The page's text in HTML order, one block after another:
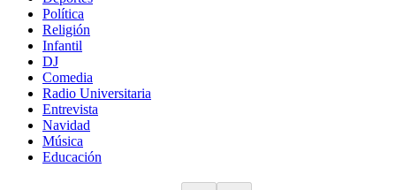
Política
Religión
Infantil
DJ
Comedia
Radio Universitaria
Entrevista
Navidad
Música
Educación